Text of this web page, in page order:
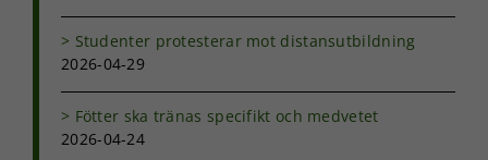
Studenter protesterar mot distansutbildning
2026-04-29
Fötter ska tränas specifikt och medvetet
2026-04-24
Statistik
För att vi ska
hemsidans
funktionalitet